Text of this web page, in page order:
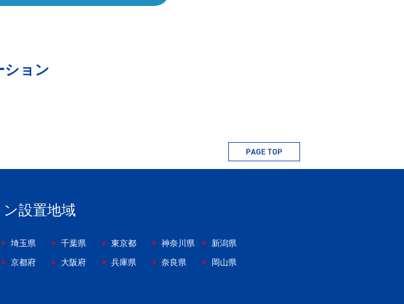
ション
設置地域
埼玉県 千葉県 東京都 神奈川県
新潟県
京都府 大阪府 兵庫県 奈良県
岡山県